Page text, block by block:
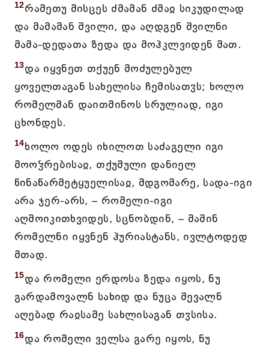
12რამეთუ მისცეს ძმამან ძმაჲ სიკუდილად
და მამამან შვილი, და აღდგენ შვილნი
მამა-დედათა ზედა და მოჰკლვიდენ მათ.
13და იყვნეთ თქუენ მოძულებულ
ყოველთაგან სახელისა ჩემისათჳს; ხოლო
რომელმან დაითმინოს სრულიად, იგი
ცხონდეს.
14ხოლო ოდეს იხილოთ საძაგელი იგი
მოოჴრებისაჲ, თქუმული დანიელ
წინაწარმეტყუელისაჲ, მდგომარე, სადა-იგი
არა ჯერ-არს, – რომელი-იგი
აღმოიკითხვიდეს, სცნობდინ, – მაშინ
რომელნი იყვნენ ჰურიასტანს, ივლტოდედ
მთად.
15და რომელი ერდოსა ზედა იყოს, ნუ
გარდამოვალნ სახიდ და ნუცა შევალნ
აღებად რაჲსამე სახლისაგან თჳსისა.
16და რომელი ველსა გარე იყოს, ნუ